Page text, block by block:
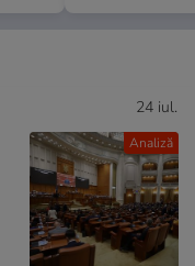
Analiză
24 iul.